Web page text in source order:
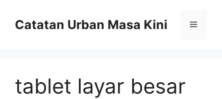
contentCatatan Urban Masa Kini Menu
tablet layar besar